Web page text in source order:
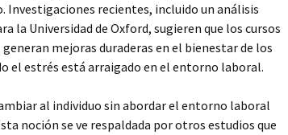
Investigaciones recientes, incluido un análisis
la Universidad de Oxford, sugieren que los cursos
mejoras duraderas en el bienestar de los
el estrés está arraigado en el entorno laboral.
al individuo sin abordar el entorno laboral
noción se ve respaldada por otros estudios que